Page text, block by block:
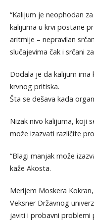
“Kalijum je neophodan
kalijuma u krvi postane
aritmije – nepravilan
slučajevima čak i srčani
Dodala je da kalijum ima
krvnog pritiska.
Šta se dešava kada
Nizak nivo kalijuma, koji
može izazvati različite
“Blagi manjak može
kaže Akosta.
Merijem Moskera
Veksner Državnog
javiti i probavni problemi